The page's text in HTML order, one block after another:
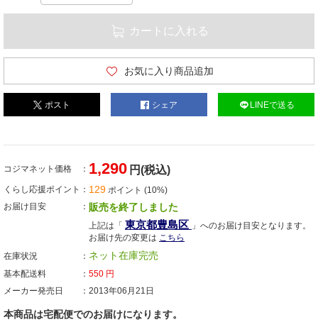
カートに入れる
お気に入り商品追加
ポスト シェア LINEで送る
コジマネット価格 1,290 円(税込)
くらし応援ポイント 129 ポイント (10%)
お届け目安
販売を終了しました
上記は「 東京都豊島区 」へのお届け目安となります。
お届け先の変更は こちら
在庫状況
ネット在庫完売
基本配送料 550 円
メーカー発売日
2013年06月21日
本商品は宅配便でのお届けになります。